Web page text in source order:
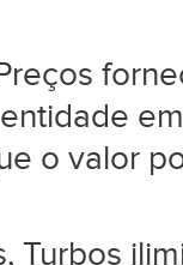
o valor
Turbos